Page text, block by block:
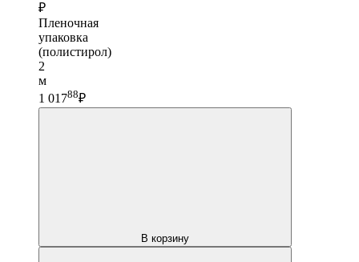
₽
Пленочная
упаковка
(полистирол)
2
м
1 01788₽
В корзину